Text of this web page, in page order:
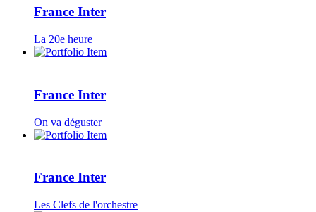
France Inter
La 20e heure
France Inter
On va déguster
France Inter
Les Clefs de l'orchestre